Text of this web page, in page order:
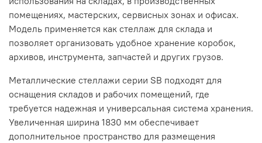
помещениях, мастерских, сервисных зонах и офисах.
Модель применяется как стеллаж для склада и
позволяет организовать удобное хранение коробок,
архивов, инструмента, запчастей и других грузов.
Металлические стеллажи серии SB подходят для
оснащения складов и рабочих помещений, где
требуется надежная и универсальная система хранения.
Увеличенная ширина 1830 мм обеспечивает
дополнительное пространство для размещения